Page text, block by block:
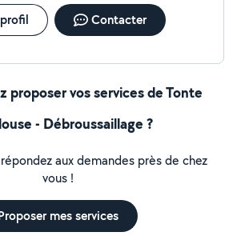
Contacter
proposer vos services de Tonte
- Débroussaillage ?
aux demandes près de chez
vous !
mes services